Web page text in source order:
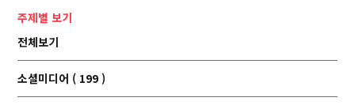
주제별 보기
전체보기
소셜미디어 ( 199 )